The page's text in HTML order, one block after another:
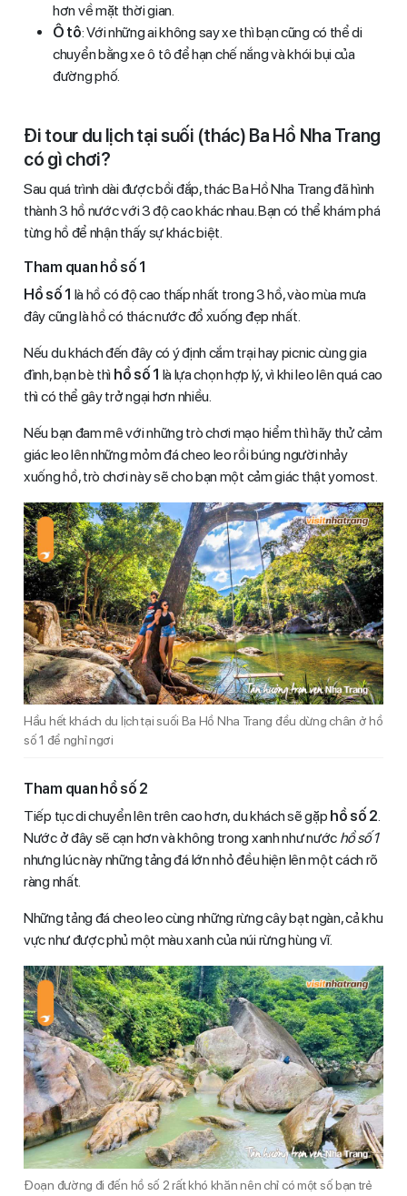
hơn về mặt thời gian.
Ô tô: Với những ai không say xe thì bạn cũng có thể di
chuyển bằng xe ô tô để hạn chế nắng và khói bụi của
đường phố.
Đi tour du lịch tại suối (thác) Ba Hồ Nha Trang
có gì chơi?
Sau quá trình dài được bồi đắp, thác Ba Hồ Nha Trang đã hình
thành 3 hồ nước với 3 độ cao khác nhau. Bạn có thể khám phá
từng hồ để nhận thấy sự khác biệt.
Tham quan hồ số 1
Hồ số 1 là hồ có độ cao thấp nhất trong 3 hồ, vào mùa mưa
đây cũng là hồ có thác nước đổ xuống đẹp nhất.
Nếu du khách đến đây có ý định cắm trại hay picnic cùng gia
đình, bạn bè thì hồ số 1 là lựa chọn hợp lý, vì khi leo lên quá cao
thì có thể gây trở ngại hơn nhiều.
Nếu bạn đam mê với những trò chơi mạo hiểm thì hãy thử cảm
giác leo lên những mỏm đá cheo leo rồi búng người nhảy
xuống hồ, trò chơi này sẽ cho bạn một cảm giác thật yomost.
Hầu hết khách du lịch tại suối Ba Hồ Nha Trang đều dừng chân ở hồ
số 1 để nghỉ ngơi
Tham quan hồ số 2
Tiếp tục di chuyển lên trên cao hơn, du khách sẽ gặp hồ số 2.
Nước ở đây sẽ cạn hơn và không trong xanh như nước hồ số 1
nhưng lúc này những tảng đá lớn nhỏ đều hiện lên một cách rõ
ràng nhất.
Những tảng đá cheo leo cùng những rừng cây bạt ngàn, cả khu
vực như được phủ một màu xanh của núi rừng hùng vĩ.
Đoạn đường đi đến hồ số 2 rất khó khăn nên chỉ có một số bạn trẻ